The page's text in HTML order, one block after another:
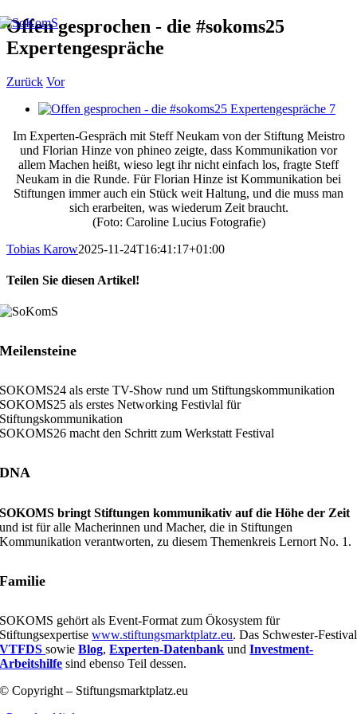
Zum
Inhalt
springen
Offen gesprochen - die #sokoms25
Expertengespräche
Zurück Vor
Zeige
Bild
Im Experten-Gespräch mit Steff Neukam von der Stiftung Meistro
und Florian Hinze von phineo zeigte, dass Kommunikation vor
allem Machen heißt, wieso legt ihr nicht einfach los, fragte Steff
Neukam in die Runde. Für Florian Hinze ist Kommunikation bei
Stiftungen immer auch ein Stück weit Haltung, und die muss man
sich erarbeiten, was wiederum Zeit braucht.
(Foto: Caroline Lucius Fotografie)
Tobias Karow2025-11-24T16:41:17+01:00
Teilen Sie diesen Artikel!
Facebook
X
LinkedIn
Xing
E-
Meilensteine
SOKOMS24 als erste TV-Show rund um Stiftungskommunikation
SOKOMS25 als erstes Networking Festivlal für
Stiftungskommunikation
SOKOMS26 macht den Schritt zum Werkstatt Festival
DNA
SOKOMS bringt Stiftungen kommunikativ auf die Höhe der Zeit
und ist für alle Macherinnen und Macher, die in Stiftungen
Kommunikation verantworten, zu diesem Themenkreis Lernort No. 1.
Familie
SOKOMS gehört als Event-Format zum Ökosystem für
Stiftungsexpertisewww.stiftungsmarktplatz.eu. Das Schwester-Festival
VTFDSsowieBlog,Experten-Datenbank undInvestment-
Arbeitshilfe sind ebenso Teil dessen.
© Copyright – Stiftungsmarktplatz.eu